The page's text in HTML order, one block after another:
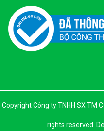
Copyright Công ty TNHH SX TM
rights reserved.